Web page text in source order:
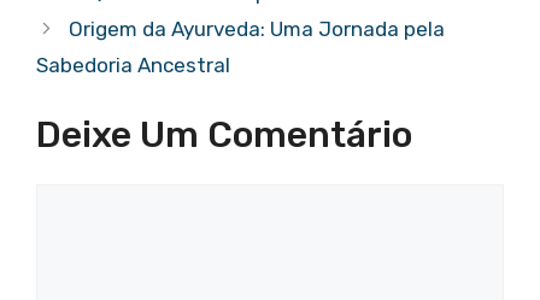
A
p
b
o
k
a
m
st dI
d
Origem da Ayurveda: Uma Jornada pela
Sabedoria Ancestral
Deixe Um Comentário